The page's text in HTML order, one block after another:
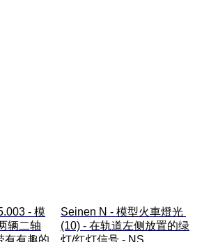
- 模
辆二轴
有有趣的
Seinen N - 模型火車燈光
(10) - 在轨道左侧放置的绿
灯/红灯信号 - NS